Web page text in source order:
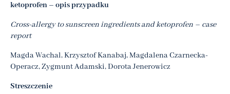
ketoprofen – opis przypadku
Cross-allergy to sunscreen ingredients and ketoprofen – case
report
Magda Wachal, Krzysztof Kanabaj, Magdalena Czarnecka-
Operacz, Zygmunt Adamski, Dorota Jenerowicz
Streszczenie